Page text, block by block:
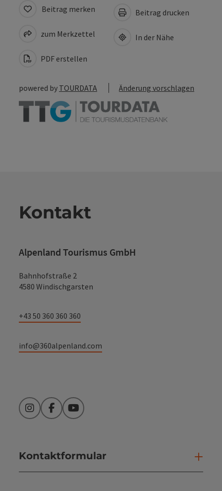
Beitrag merken
zum Merkzettel
PDF erstellen
Beitrag drucken
In der Nähe
powered by TOURDATA Änderung vorschlagen
Kontakt
Alpenland Tourismus GmbH
Bahnhofstraße 2
4580 Windischgarsten
+43 50 360 360 360
info@360alpenland.com
InstagramFacebookYouTube
Kontaktformular